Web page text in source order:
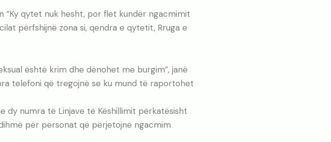
“Ky qytet nuk hesht, por flet kundër ngacmimit
përfshijnë zona si, qendra e qytetit, Rruga e
është krim dhe dënohet me burgim”, janë
telefoni që tregojnë se ku mund të raportohet
dy numra të Linjave të Këshillimit përkatësisht
për personat që përjetojnë ngacmim